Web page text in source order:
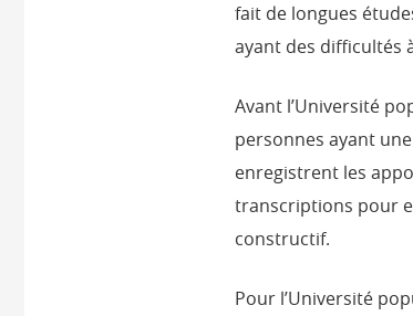
fait de longues
ayant des difficultés
Avant l’Université
personnes ayant
enregistrent les
transcriptions pour
constructif.
Pour l’Université